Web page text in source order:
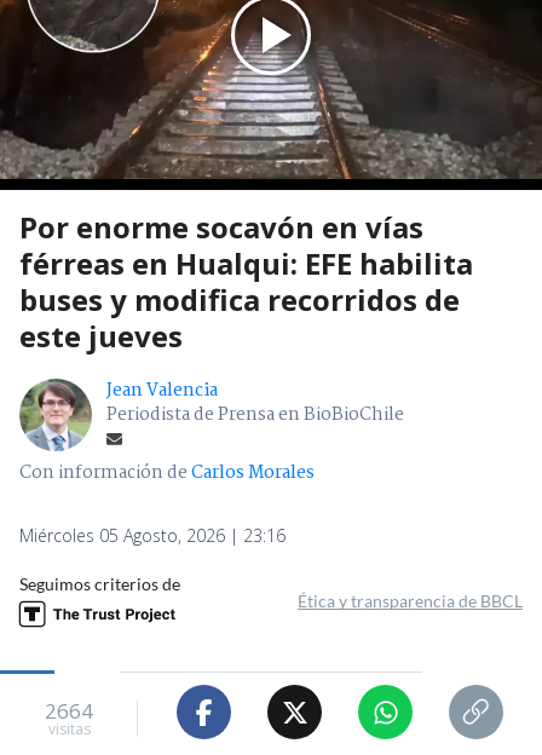
Por enorme socavón en vías
férreas en Hualqui: EFE habilita
buses y modifica recorridos de
este jueves
Jean Valencia
Periodista de Prensa en BioBioChile
Con información deCarlos Morales
Miércoles 05 Agosto, 2026 | 23:16
Seguimos criterios de
Ética y transparencia de BBCL
2664
visitas